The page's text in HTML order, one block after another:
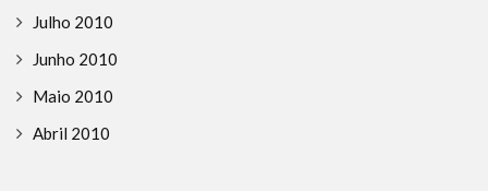
Julho 2010
Junho 2010
Maio 2010
Abril 2010